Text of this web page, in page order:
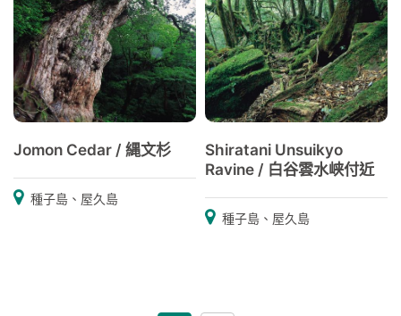
Jomon Cedar / 縄文杉
種子島、屋久島
Shiratani Unsuikyo
Ravine / 白谷雲水峡付近
種子島、屋久島